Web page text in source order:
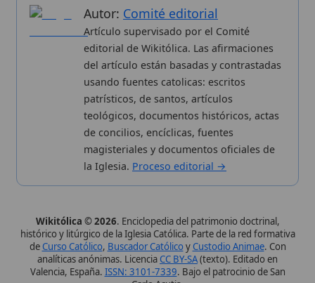
Proceso editorial
Publicación seriada
Datos abiertos
Estadísticas
Aviso legal
Más visitados
Nuevas entradas
Cambios recientes
Aplicaciones
Kit de Prensa
Widgets para tu web
✦ SÍGUENOS EN
Canal de WhatsApp
Perfil de Instagram
Síguenos · @wikitolica